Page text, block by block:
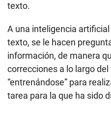
texto.
A una inteligencia
texto, se le hacen
información, de manera
correcciones a lo largo
“entrenándose” para
tarea para la que ha sido